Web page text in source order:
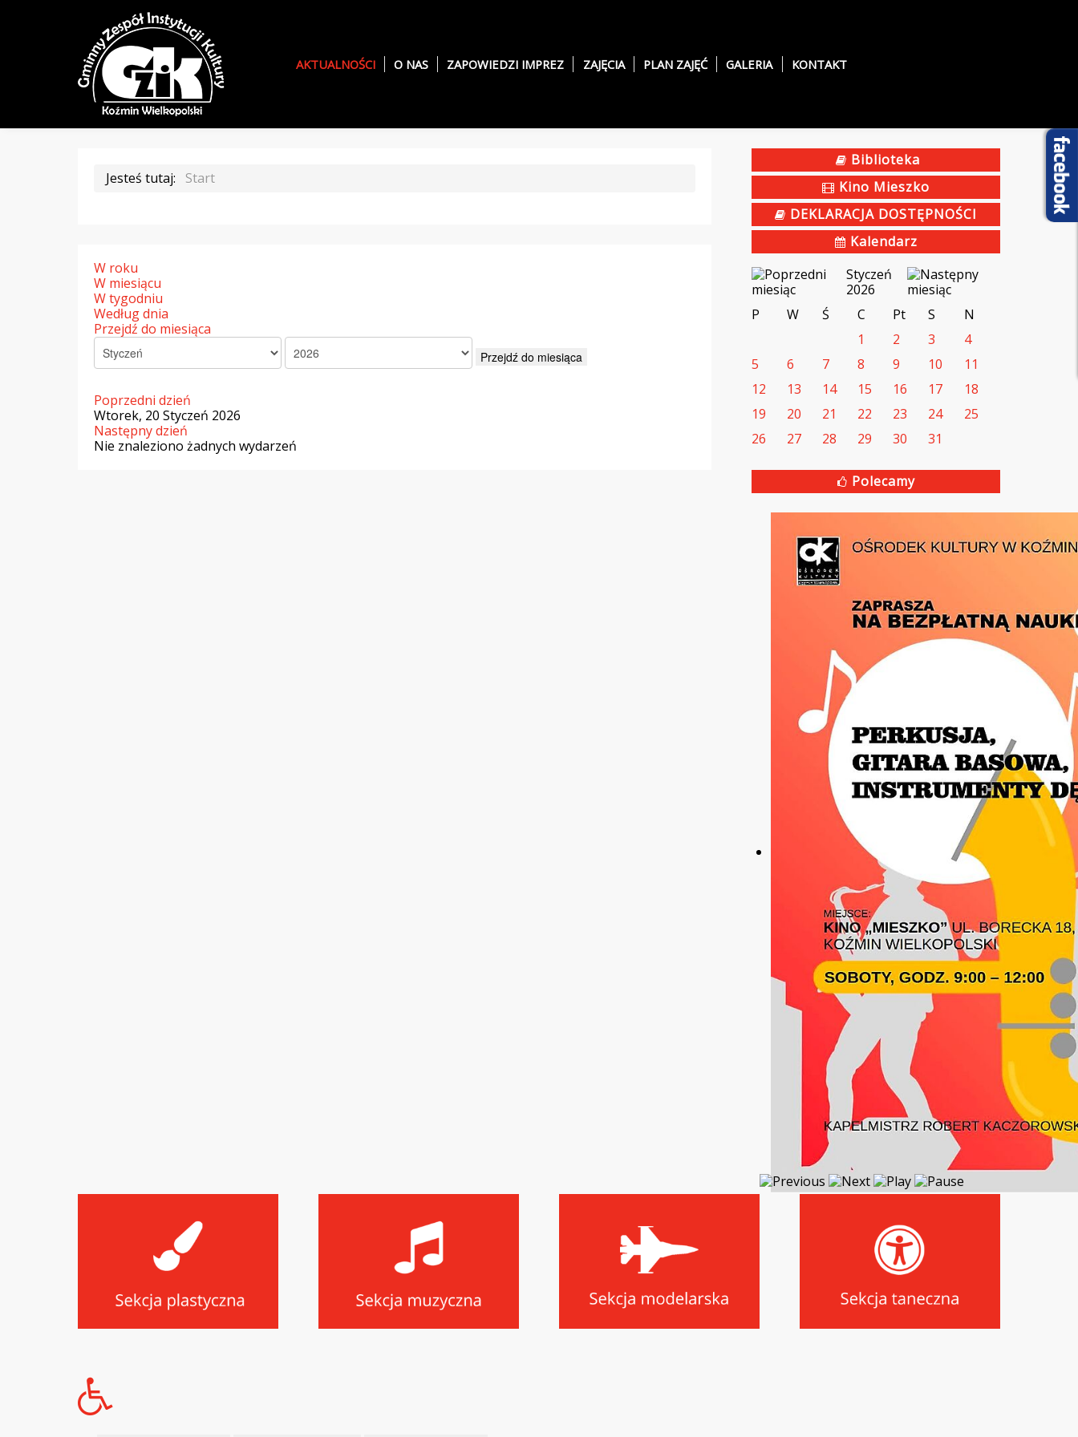
AKTUALNOŚCI O NAS ZAPOWIEDZI IMPREZ ZAJĘCIA PLAN ZAJĘĆ GALERIA KONTAKT
Jesteś tutaj: Start
W roku
W miesiącu
W tygodniu
Według dnia
Przejdź do miesiąca
Przejdź do miesiąca
Poprzedni dzień
Wtorek, 20 Styczeń 2026
Następny dzień
Nie znaleziono żadnych wydarzeń
Biblioteka
Kino Mieszko
DEKLARACJA DOSTĘPNOŚCI
Kalendarz
Styczeń
2026
P
W Ś C Pt S
N
1
2 3
4
5
6 7 8 9 10
11
12
13 14 15 16 17
18
19
20 21 22 23 24
25
26
27 28 29 30 31
Polecamy